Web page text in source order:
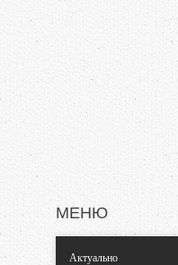
МЕНЮ
Актуально